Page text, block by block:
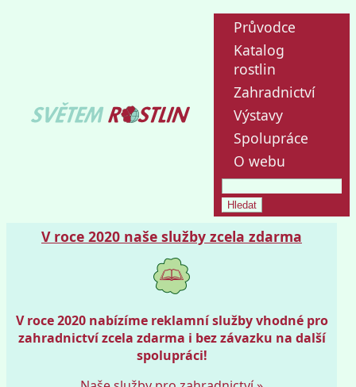
Průvodce
Katalog
rostlin
Zahradnictví
Výstavy
Spolupráce
O webu
V roce 2020 naše služby zcela zdarma
V roce 2020 nabízíme reklamní služby vhodné pro
zahradnictví zcela zdarma i bez závazku na další
spolupráci!